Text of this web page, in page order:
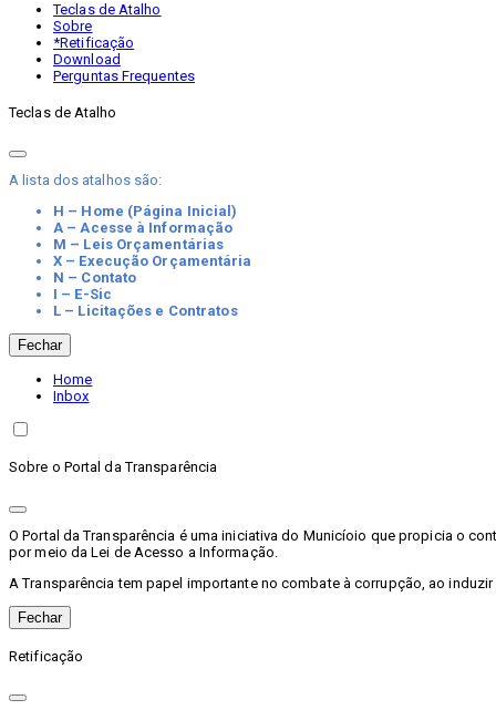
Teclas de Atalho
Sobre
*Retificação
Download
Perguntas Frequentes
Teclas de Atalho
A lista dos atalhos são:
H – Home (Página Inicial)
A – Acesse à Informação
M – Leis Orçamentárias
X – Execução Orçamentária
N – Contato
I – E-Sic
L – Licitações e Contratos
Fechar
Home
Inbox
Sobre o Portal da Transparência
O Portal da Transparência é uma iniciativa do Municíoio que propicia o
por meio da Lei de Acesso a Informação.
A Transparência tem papel importante no combate à corrupção, ao
Fechar
Retificação